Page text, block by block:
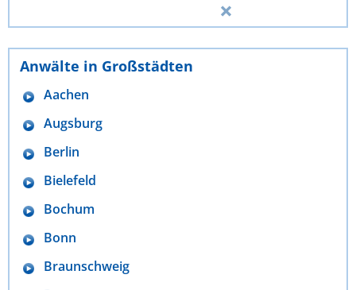
Anwälte in Großstädten
Aachen
Augsburg
Berlin
Bielefeld
Bochum
Bonn
Braunschweig